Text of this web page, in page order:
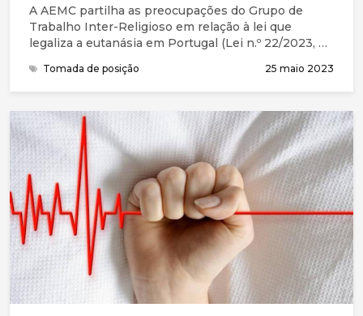
A AEMC partilha as preocupações do Grupo de
Trabalho Inter-Religioso em relação à lei que
legaliza a eutanásia em Portugal (Lei n.º 22/2023, de
Tomada de posição 25 maio 2023